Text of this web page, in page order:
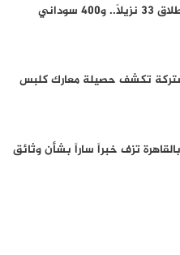
165 مليون جنيه لإطلاق 33 نزيلاً.. و400 سوداني
تكشف حصيلة معارك كلبس
تزف خبراً ساراً بشأن وثائق